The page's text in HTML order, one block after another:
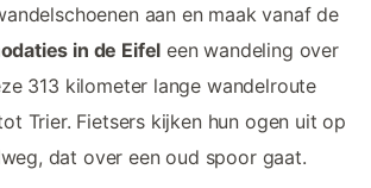
aan en maak vanaf de
in de Eifel een wandeling over
313 kilometer lange wandelroute
Trier. Fietsers kijken hun ogen uit op
dat over een oud spoor gaat.